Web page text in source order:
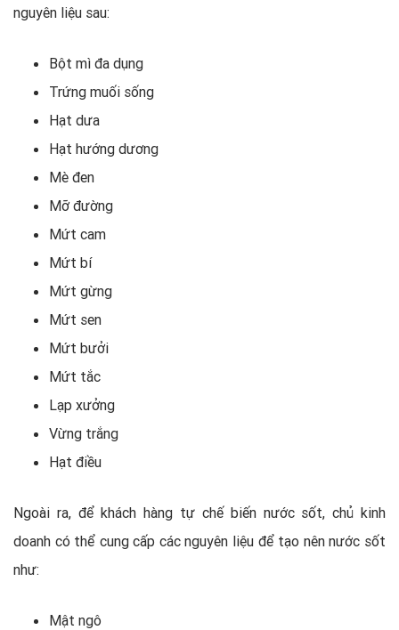
nguyên liệu sau:
Bột mì đa dụng
Trứng muối sống
Hạt dưa
Hạt hướng dương
Mè đen
Mỡ đường
Mứt cam
Mứt bí
Mứt gừng
Mứt sen
Mứt bưởi
Mứt tắc
Lạp xưởng
Vừng trắng
Hạt điều
Ngoài ra, để khách hàng tự chế biến nước sốt, chủ kinh
doanh có thể cung cấp các nguyên liệu để tạo nên nước sốt
như:
Mật ngô